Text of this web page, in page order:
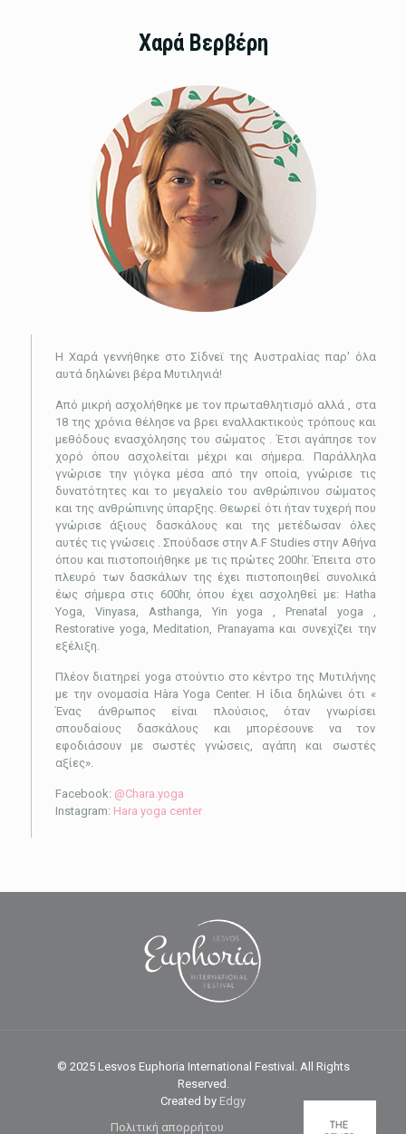
Χαρά Βερβέρη
Η Χαρά γεννήθηκε στο Σίδνεϊ της Αυστραλίας παρ' όλα
αυτά δηλώνει βέρα Μυτιληνιά!
Από μικρή ασχολήθηκε με τον πρωταθλητισμό αλλά , στα
18 της χρόνια θέλησε να βρει εναλλακτικούς τρόπους και
μεθόδους ενασχόλησης του σώματος . Έτσι αγάπησε τον
χορό όπου ασχολείται μέχρι και σήμερα. Παράλληλα
γνώρισε την γιόγκα μέσα από την οποία, γνώρισε τις
δυνατότητες και το μεγαλείο του ανθρώπινου σώματος
και της ανθρώπινης ύπαρξης. Θεωρεί ότι ήταν τυχερή που
γνώρισε άξιους δασκάλους και της μετέδωσαν όλες
αυτές τις γνώσεις . Σπούδασε στην A.F Studies στην Αθήνα
όπου και πιστοποιήθηκε με τις πρώτες 200hr. Έπειτα στο
πλευρό των δασκάλων της έχει πιστοποιηθεί συνολικά
έως σήμερα στις 600hr, όπου έχει ασχοληθεί με: Hatha
Yoga, Vinyasa, Asthanga, Yin yoga , Prenatal yoga ,
Restorative yoga, Meditation, Pranayama και συνεχίζει την
εξέλιξη.
Πλέον διατηρεί yoga στούντιο στο κέντρο της Μυτιλήνης
με την ονομασία Hàra Yoga Center. Η ίδια δηλώνει ότι «
Ένας άνθρωπος είναι πλούσιος, όταν γνωρίσει
σπουδαίους δασκάλους και μπορέσουνε να τον
εφοδιάσουν με σωστές γνώσεις, αγάπη και σωστές
αξίες».
Facebook: @Chara.yoga
Instagram: Hara yoga center
© 2025 Lesvos Euphoria International Festival. All Rights
Reserved.
Created by Edgy
Πολιτική απορρήτου